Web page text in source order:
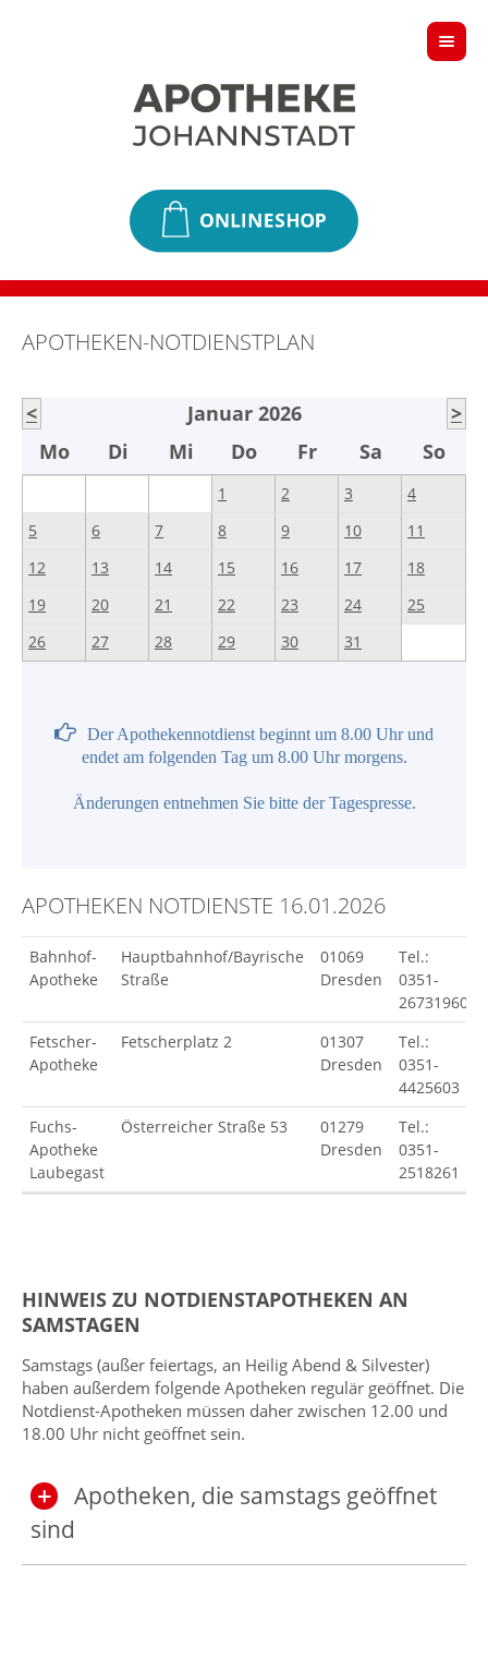
APOTHEKEN-NOTDIENSTPLAN
< Januar 2026
>
Mo
Di Mi Do Fr Sa So
1 2 3
4
5
6 7 8 9 10
11
12
13 14 15 16 17
18
19
20 21 22 23 24
25
26
27 28 29 30 31
Der Apothekennotdienst beginnt um 8.00 Uhr und
endet am folgenden Tag um 8.00 Uhr morgens.
Änderungen entnehmen Sie bitte der Tagespresse.
APOTHEKEN NOTDIENSTE 16.01.2026
Bahnhof-
Apotheke
Hauptbahnhof/Bayrische
Straße
01069
Dresden
Tel.:
0351-
26731960
Fetscher-
Apotheke
Fetscherplatz 2
01307
Dresden
Tel.:
0351-
4425603
Fuchs-
Apotheke
Laubegast
Österreicher Straße 53
01279
Dresden
Tel.:
0351-
2518261
HINWEIS ZU NOTDIENSTAPOTHEKEN AN
SAMSTAGEN
Samstags (außer feiertags, an Heilig Abend & Silvester)
haben außerdem folgende Apotheken regulär geöffnet. Die
Notdienst-Apotheken müssen daher zwischen 12.00 und
18.00 Uhr nicht geöffnet sein.
Apotheken, die samstags geöffnet
sind